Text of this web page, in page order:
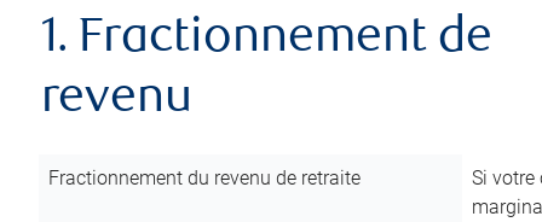
1. Fractionnement de
revenu
Fractionnement du revenu de retraite
Si votre